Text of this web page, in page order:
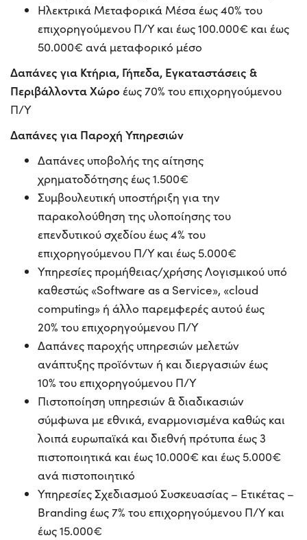
Ηλεκτρικά Μεταφορικά Μέσα έως 40% του
επιχορηγούμενου Π/Υ και έως 100.000€ και έως
50.000€ ανά μεταφορικό μέσο
Δαπάνες για Κτήρια, Γήπεδα, Εγκαταστάσεις &
Περιβάλλοντα Χώρο έως 70% του επιχορηγούμενου
Π/Υ
Δαπάνες για Παροχή Υπηρεσιών
Δαπάνες υποβολής της αίτησης
χρηματοδότησης έως 1.500€
Συμβουλευτική υποστήριξη για την
παρακολούθηση της υλοποίησης του
επενδυτικού σχεδίου έως 4% του
επιχορηγούμενου Π/Υ και έως 5.000€
Υπηρεσίες προμήθειας/χρήσης Λογισμικού υπό
καθεστώς «Software as a Service», «cloud
computing» ή άλλο παρεμφερές αυτού έως
20% του επιχορηγούμενου Π/Υ
Δαπάνες παροχής υπηρεσιών μελετών
ανάπτυξης προϊόντων ή και διεργασιών έως
10% του επιχορηγούμενου Π/Υ
Πιστοποίηση υπηρεσιών & διαδικασιών
σύμφωνα με εθνικά, εναρμονισμένα καθώς και
λοιπά ευρωπαϊκά και διεθνή πρότυπα έως 3
πιστοποιητικά και έως 10.000€ και έως 5.000€
ανά πιστοποιητικό
Υπηρεσίες Σχεδιασμού Συσκευασίας – Ετικέτας –
Branding έως 7% του επιχορηγούμενου Π/Υ και
έως 15.000€